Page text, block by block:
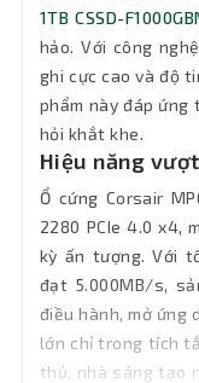
Khối
lượng
34g
Bảo hành
1TB CSSD-
hảo. Với công
ghi cực cao và độ
phẩm này đáp
hỏi khắt khe.
Hiệu năng
Ổ cứng Corsair
2280 PCIe 4.0 x4,
kỳ ấn tượng. Với
đạt 5.000MB/s,
điều hành, mở ứng
lớn chỉ trong tích
thủ, nhà sáng tạo